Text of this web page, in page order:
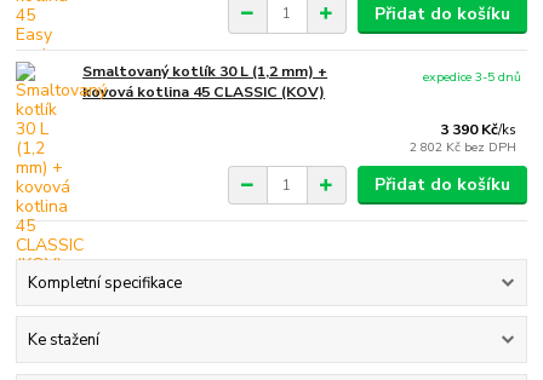
Přidat do košíku
Smaltovaný kotlík 30 L (1,2 mm) +
kovová kotlina 45 CLASSIC (KOV)
3 390 Kč/ks
2 802 Kč bez DPH
expedice 3-5 dnů
Přidat do košíku
Kompletní specifikace
Ke stažení